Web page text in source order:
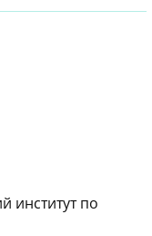
институт по